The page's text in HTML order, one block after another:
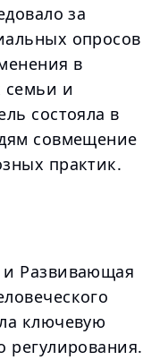
за
опросов
в
семьи и
состояла в
совмещение
практик.
и Развивающая
ключевую
регулирования.